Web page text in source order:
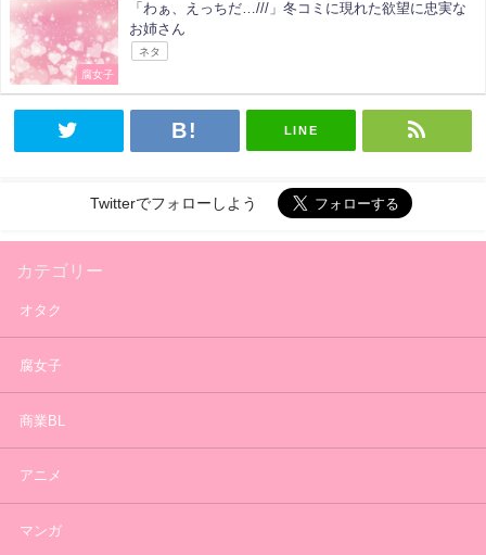
腐女子
「わぁ、えっちだ…///」冬コミに現れた欲望に忠実な
お姉さん
ネタ
LINE
Twitterでフォローしよう
カテゴリー
オタク
腐女子
商業BL
アニメ
マンガ